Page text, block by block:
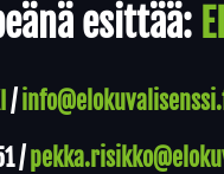
esittää:
/
/